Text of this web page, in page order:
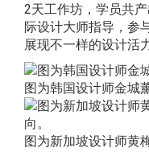
2天工作坊，学员共
际设计大师指导，参
展现不一样的设计活力
图为韩国设计师金城
图为新加坡设计师黄